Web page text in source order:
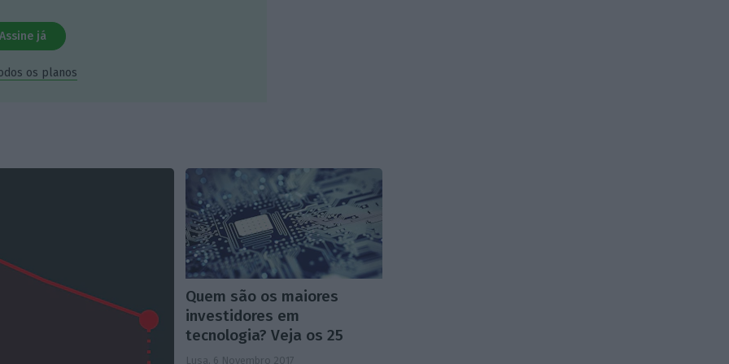
Assine já
os planos
Quem são os maiores
investidores em
tecnologia? Veja os 25
Lusa, 6 Novembro 2017